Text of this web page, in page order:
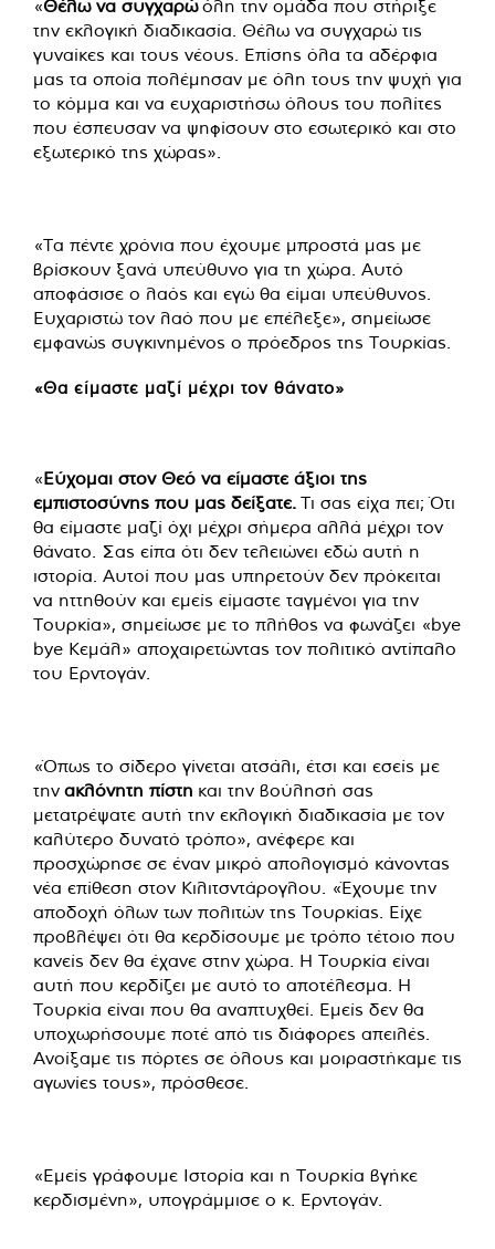
«Θέλω να συγχαρώόλη την ομάδα που στήριξε
την εκλογική διαδικασία. Θέλω να συγχαρώ τις
γυναίκες και τους νέους. Επίσης όλα τα αδέρφια
μας τα οποία πολέμησαν με όλη τους την ψυχή για
το κόμμα και να ευχαριστήσω όλους του πολίτες
που έσπευσαν να ψηφίσουν στο εσωτερικό και στο
εξωτερικό της χώρας».
«Τα πέντε χρόνια που έχουμε μπροστά μας με
βρίσκουν ξανά υπεύθυνο για τη χώρα. Αυτό
αποφάσισε ο λαός και εγώ θα είμαι υπεύθυνος.
Ευχαριστώ τον λαό που με επέλεξε», σημείωσε
εμφανώς συγκινημένος ο πρόεδρος της Τουρκίας.
«Θα είμαστε μαζί μέχρι τον θάνατο»
«Εύχομαι στον Θεό να είμαστε άξιοι της
εμπιστοσύνης που μας δείξατε. Τι σας είχα πει; Ότι
θα είμαστε μαζί όχι μέχρι σήμερα αλλά μέχρι τον
θάνατο. Σας είπα ότι δεν τελειώνει εδώ αυτή η
ιστορία. Αυτοί που μας υπηρετούν δεν πρόκειται
να ηττηθούν και εμείς είμαστε ταγμένοι για την
Τουρκία», σημείωσε με το πλήθος να φωνάζει «bye
bye Κεμάλ» αποχαιρετώντας τον πολιτικό αντίπαλο
του Ερντογάν.
«Όπως το σίδερο γίνεται ατσάλι, έτσι και εσείς με
την ακλόνητη πίστη και την βούλησή σας
μετατρέψατε αυτή την εκλογική διαδικασία με τον
καλύτερο δυνατό τρόπο», ανέφερε και
προσχώρησε σε έναν μικρό απολογισμό κάνοντας
νέα επίθεση στον Κιλιτσντάρογλου. «Έχουμε την
αποδοχή όλων των πολιτών της Τουρκίας. Είχε
προβλέψει ότι θα κερδίσουμε με τρόπο τέτοιο που
κανείς δεν θα έχανε στην χώρα. Η Τουρκία είναι
αυτή που κερδίζει με αυτό το αποτέλεσμα. Η
Τουρκία είναι που θα αναπτυχθεί. Εμείς δεν θα
υποχωρήσουμε ποτέ από τις διάφορες απειλές.
Ανοίξαμε τις πόρτες σε όλους και μοιραστήκαμε τις
αγωνίες τους», πρόσθεσε.
«Εμείς γράφουμε Ιστορία και η Τουρκία βγήκε
κερδισμένη», υπογράμμισε ο κ. Ερντογάν.